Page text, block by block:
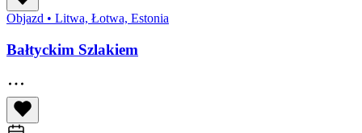
Objazd • Litwa, Łotwa, Estonia
Bałtyckim Szlakiem